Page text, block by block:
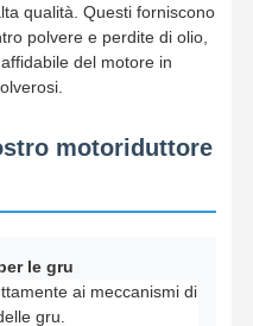
qualità. Questi forniscono
polvere e perdite di olio,
del motore in
motoriduttore
le gru
ai meccanismi di
gru.